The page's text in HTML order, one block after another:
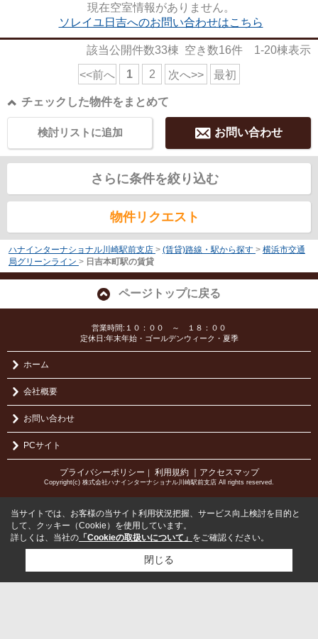
現在空室情報がありません。
ソレイユ日吉へのお問い合わせはこちら
該当公開件数33棟 空き数16件 1-20棟表示
<<前へ 1 2 次へ>> 最初
チェックした物件をまとめて
お問い合わせ
検討リストに追加
さらに条件を絞り込む
物件リクエスト
ハナインターナショナル川崎駅前支店 > (賃貸)路線・駅から探す > 横浜市交通
局グリーンライン > 日吉本町駅の賃貸
ページトップに戻る
営業時間:１０：００ ～ １８：００
定休日:年末年始・ゴールデンウィーク・夏季
ホーム
会社概要
お問い合わせ
PCサイト
プライバシーポリシー ｜ 利用規約 ｜アクセスマップ
Copyright(c) 株式会社ハナインターナショナル川崎駅前支店 All rights reserved.
当サイトでは、お客様の当サイト利用状況把握、サービス向上検討を目的と
して、クッキー（Cookie）を使用しています。
詳しくは、当社の 「Cookieの取扱いについて」 をご確認ください。
閉じる